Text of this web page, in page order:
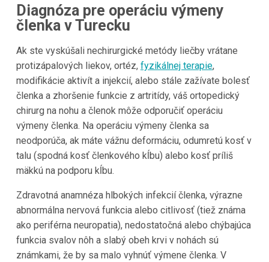
Diagnóza pre operáciu výmeny
členka v Turecku
Ak ste vyskúšali nechirurgické metódy liečby vrátane
protizápalových liekov, ortéz, fyzikálnej terapie,
modifikácie aktivít a injekcií, alebo stále zažívate bolesť
členka a zhoršenie funkcie z artritídy, váš ortopedický
chirurg na nohu a členok môže odporučiť operáciu
výmeny členka. Na operáciu výmeny členka sa
neodporúča, ak máte vážnu deformáciu, odumretú kosť v
talu (spodná kosť členkového kĺbu) alebo kosť príliš
mäkkú na podporu kĺbu.
Zdravotná anamnéza hlbokých infekcií členka, výrazne
abnormálna nervová funkcia alebo citlivosť (tiež známa
ako periférna neuropatia), nedostatočná alebo chýbajúca
funkcia svalov nôh a slabý obeh krvi v nohách sú
známkami, že by sa malo vyhnúť výmene členka. V